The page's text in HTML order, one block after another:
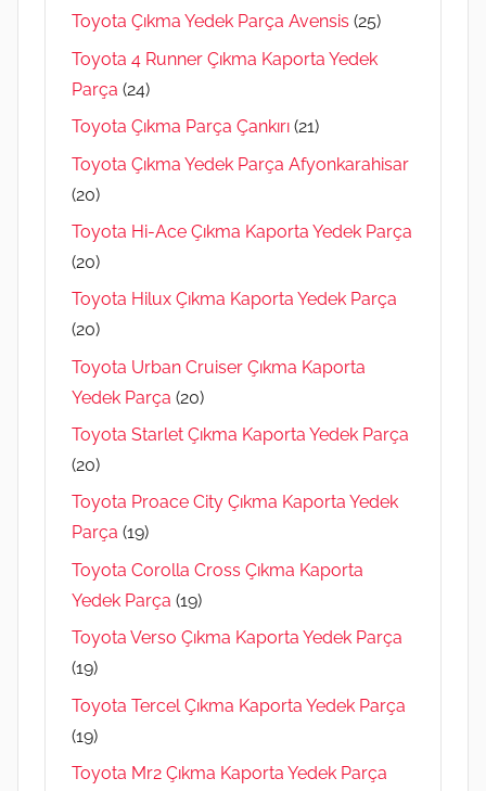
Toyota Çıkma Yedek Parça Avensis (25)
Toyota 4 Runner Çıkma Kaporta Yedek
Parça (24)
Toyota Çıkma Parça Çankırı (21)
Toyota Çıkma Yedek Parça Afyonkarahisar
(20)
Toyota Hi-Ace Çıkma Kaporta Yedek Parça
(20)
Toyota Hilux Çıkma Kaporta Yedek Parça
(20)
Toyota Urban Cruiser Çıkma Kaporta
Yedek Parça (20)
Toyota Starlet Çıkma Kaporta Yedek Parça
(20)
Toyota Proace City Çıkma Kaporta Yedek
Parça (19)
Toyota Corolla Cross Çıkma Kaporta
Yedek Parça (19)
Toyota Verso Çıkma Kaporta Yedek Parça
(19)
Toyota Tercel Çıkma Kaporta Yedek Parça
(19)
Toyota Mr2 Çıkma Kaporta Yedek Parça